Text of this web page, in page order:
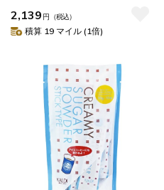
2,139 円 （税込）
積算 19 マイル (1倍)